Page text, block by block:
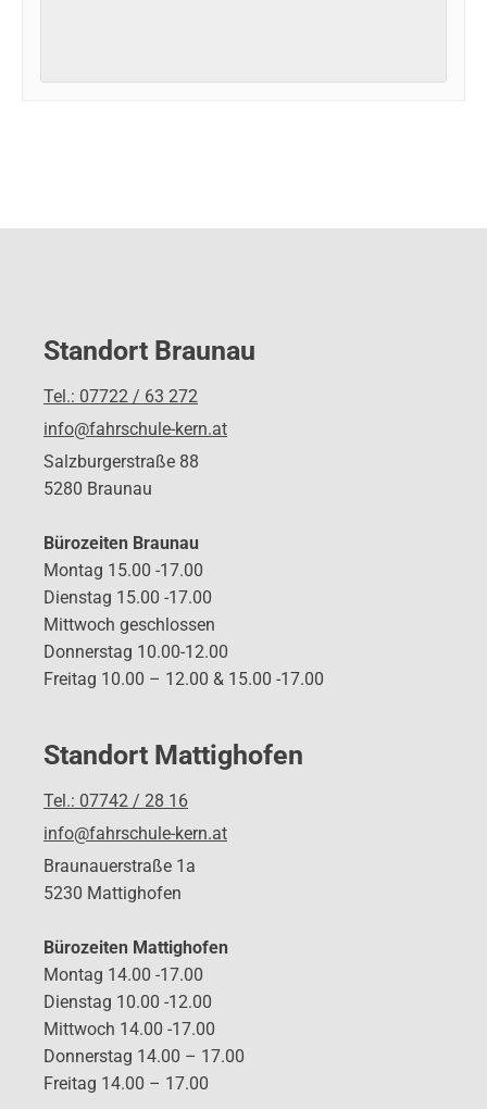
Standort Braunau
Tel.: 07722 / 63 272
info@fahrschule-kern.at
Salzburgerstraße 88
5280 Braunau
Bürozeiten Braunau
Montag 15.00 -17.00
Dienstag 15.00 -17.00
Mittwoch geschlossen
Donnerstag 10.00-12.00
Freitag 10.00 – 12.00 & 15.00 -17.00
Standort Mattighofen
Tel.: 07742 / 28 16
info@fahrschule-kern.at
Braunauerstraße 1a
5230 Mattighofen
Bürozeiten Mattighofen
Montag 14.00 -17.00
Dienstag 10.00 -12.00
Mittwoch 14.00 -17.00
Donnerstag 14.00 – 17.00
Freitag 14.00 – 17.00